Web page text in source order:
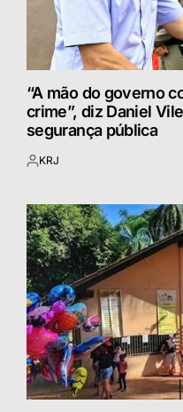
“A mão do governo
crime”, diz Daniel
segurança pública
Postado
KRJ